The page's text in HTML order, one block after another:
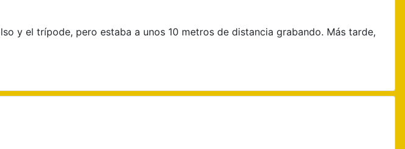
y el trípode, pero estaba a unos 10 metros de distancia grabando. Más tarde,